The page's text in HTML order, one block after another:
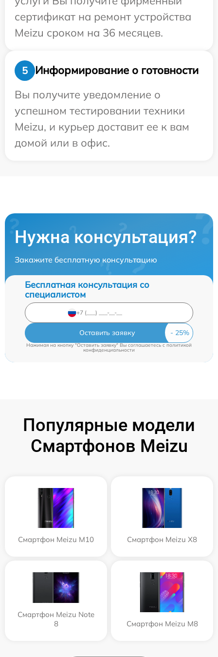
сертификат на ремонт устройства
Meizu сроком на 36 месяцев.
5
Информирование о готовности
Вы получите уведомление о
успешном тестировании техники
Meizu, и курьер доставит ее к вам
домой или в офис.
Нужна консультация?
Закажите бесплатную консультацию
Бесплатная консультация со
специалистом
Оставить заявку
Нажимая на кнопку "Оставить заявку" Вы соглашаетесь cполитикой
конфиденциальности
Популярные модели
Смартфонов Meizu
Смартфон Meizu M10 Смартфон Meizu X8
Смартфон Meizu Note
8
Смартфон Meizu M8